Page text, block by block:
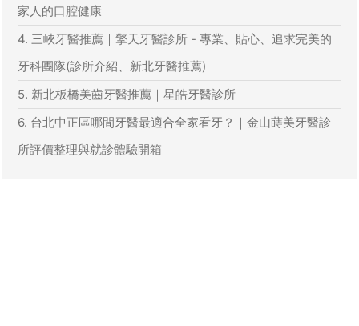
家人的口腔健康
4. 三峽牙醫推薦｜擎天牙醫診所 - 專業、貼心、追求完美的
牙科團隊(診所介紹、新北牙醫推薦)
5. 新北板橋美齒牙醫推薦｜星皓牙醫診所
6. 台北中正區哪間牙醫最適合全家看牙？｜金山蒔美牙醫診
所評價整理與就診體驗開箱